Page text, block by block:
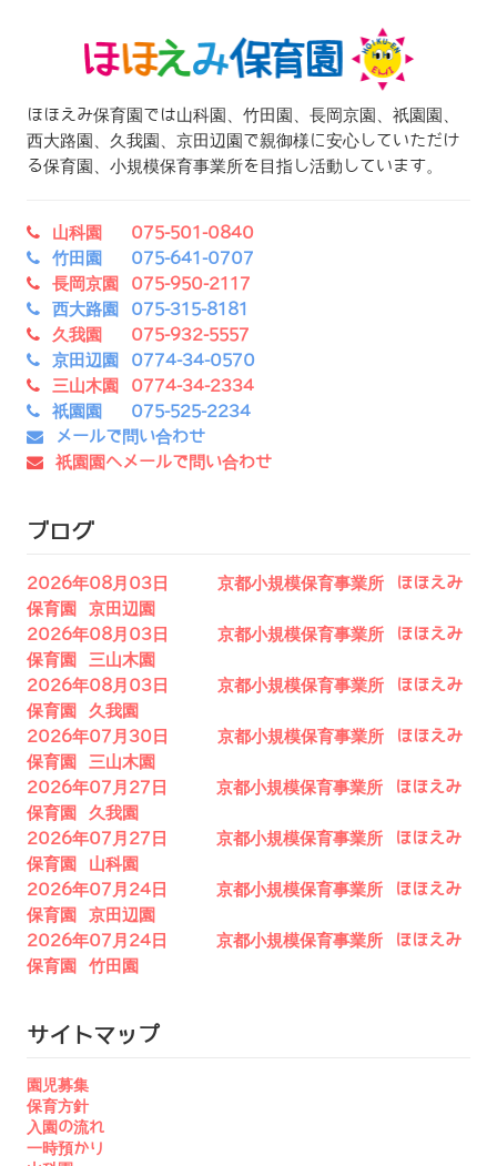
ほほえみ保育園では山科園、竹田園、長岡京園、祇園園、
西大路園、久我園、京田辺園で親御様に安心していただけ
る保育園、小規模保育事業所を目指し活動しています。
山科園 075-501-0840
竹田園 075-641-0707
長岡京園 075-950-2117
西大路園 075-315-8181
久我園 075-932-5557
京田辺園 0774-34-0570
三山木園 0774-34-2334
祇園園 075-525-2234
メールで問い合わせ
祇園園へメールで問い合わせ
ブログ
2026年08月03日 京都小規模保育事業所 ほほえみ
保育園 京田辺園
2026年08月03日 京都小規模保育事業所 ほほえみ
保育園 三山木園
2026年08月03日 京都小規模保育事業所 ほほえみ
保育園 久我園
2026年07月30日 京都小規模保育事業所 ほほえみ
保育園 三山木園
2026年07月27日 京都小規模保育事業所 ほほえみ
保育園 久我園
2026年07月27日 京都小規模保育事業所 ほほえみ
保育園 山科園
2026年07月24日 京都小規模保育事業所 ほほえみ
保育園 京田辺園
2026年07月24日 京都小規模保育事業所 ほほえみ
保育園 竹田園
サイトマップ
園児募集
保育方針
入園の流れ
一時預かり